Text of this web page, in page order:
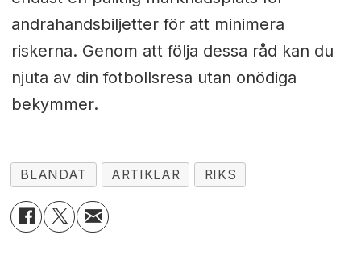
andrahandsbiljetter för att minimera
riskerna. Genom att följa dessa råd kan du
njuta av din fotbollsresa utan onödiga
bekymmer.
BLANDAT ARTIKLAR RIKS